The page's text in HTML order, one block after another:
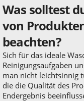
Was solltest
von
beachten?
Sich für das ideale
Reinigungsaufgaben
man nicht leichtsinnig
die die Qualität des
Endergebnis